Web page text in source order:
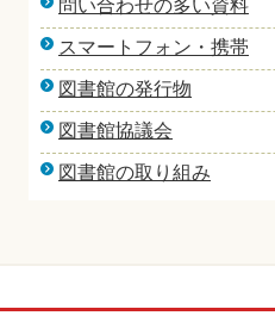
問い合わせの多い資料
スマートフォン・携帯
図書館の発行物
図書館協議会
図書館の取り組み